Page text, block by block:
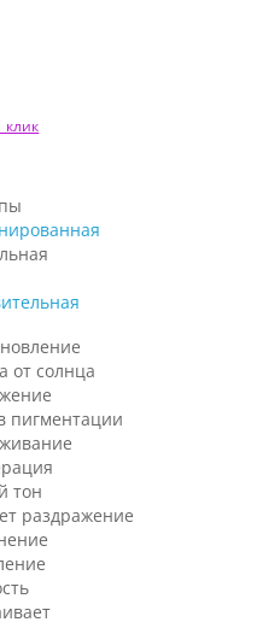
клик
от солнца
пигментации
тон
раздражение